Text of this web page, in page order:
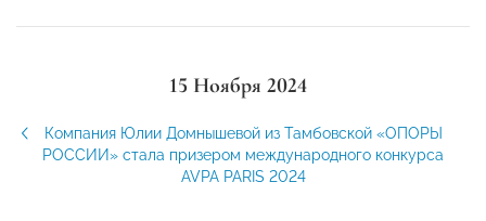
15 Ноября 2024
Компания Юлии Домнышевой из Тамбовской «ОПОРЫ
РОССИИ» стала призером международного конкурса
AVPA PARIS 2024